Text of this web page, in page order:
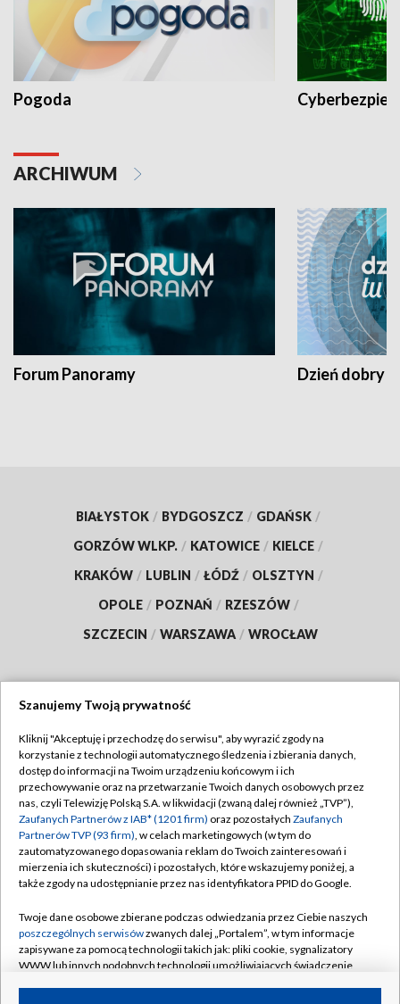
Pogoda
ARCHIWUM
Forum Panoramy Dzień dobry
BIAŁYSTOK / BYDGOSZCZ / GDAŃSK /
GORZÓW WLKP. / KATOWICE / KIELCE /
KRAKÓW / LUBLIN / ŁÓDŹ / OLSZTYN /
OPOLE / POZNAŃ / RZESZÓW /
SZCZECIN / WARSZAWA / WROCŁAW
TVP
Abonament TVP
Emisja w TVP
Centrum informacji TVP
Naziemna Telewizja Cyfrowa
Rada Programowa
System NOS
Informacje o nadawcy
Regulamin TVP
Polityka prywatności
Moje zgody
Pomoc
Kontakt
Kanały
Szanujemy Twoją prywatność
Kliknij "Akceptuję i przechodzę do serwisu", aby wyrazić zgody na
korzystanie z technologii automatycznego śledzenia i zbierania danych,
dostęp do informacji na Twoim urządzeniu końcowym i ich
przechowywanie oraz na przetwarzanie Twoich danych osobowych przez
nas, czyli Telewizję Polską S.A. w likwidacji (zwaną dalej również „TVP”),
Zaufanych Partnerów z IAB* (1201 firm) oraz pozostałych Zaufanych
Partnerów TVP (93 firm), w celach marketingowych (w tym do
zautomatyzowanego dopasowania reklam do Twoich zainteresowań i
mierzenia ich skuteczności) i pozostałych, które wskazujemy poniżej, a
także zgody na udostępnianie przez nas identyfikatora PPID do Google.
Twoje dane osobowe zbierane podczas odwiedzania przez Ciebie naszych
poszczególnych serwisówzwanych dalej „Portalem”, w tym informacje
zapisywane za pomocą technologii takich jak: pliki cookie, sygnalizatory
WWW lub innych podobnych technologii umożliwiających świadczenie